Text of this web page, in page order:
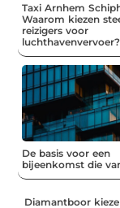
Taxi Arnhem
Waarom kiezen
reizigers voor
luchthavenvervoer?
De basis voor een
bijeenkomst die
Diamantboor